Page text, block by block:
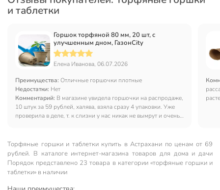
и таблетки
Горшок торфяной 80 мм, 20 шт, с
улучшенным дном, ГазонCity
Елена Иванова, 06.07.2026
Преимущества: Отличные горшочки плотные
Недостатки: Нет
Комментарий: В магазине увидела горшочки на распродаже,
10 штук за 59 рублей, халява, взяла сразу 4 упаковки. Уже
проверила в деле, т. к слизни у нас никак не вымрут и очень
ломается, не деформируется-довольна. Люблю этот магазин,
когда акции, то любовь просто возрастает,
Торфяные горшки и таблетки купить в Астрахани по ценам от 69
рублей. В каталоге интернет-магазина товаров для дома и дачи
Порядок представлено 23 товара в категории «торфяные горшки и
таблетки» в наличии